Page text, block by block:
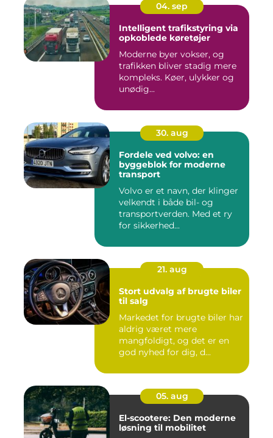
04. sep
Intelligent trafikstyring via
opkoblede køretøjer
Moderne byer vokser, og
trafikken bliver stadig mere
kompleks. Køer, ulykker og
unødig...
30. aug
Fordele ved volvo: en
byggeblok for moderne
transport
Volvo er et navn, der klinger
velkendt i både bil- og
transportverden. Med et ry
for sikkerhed...
21. aug
Stort udvalg af brugte biler
til salg
Markedet for brugte biler har
aldrig været mere
mangfoldigt, og det er en
god nyhed for dig, d...
05. aug
El-scootere: Den moderne
løsning til mobilitet